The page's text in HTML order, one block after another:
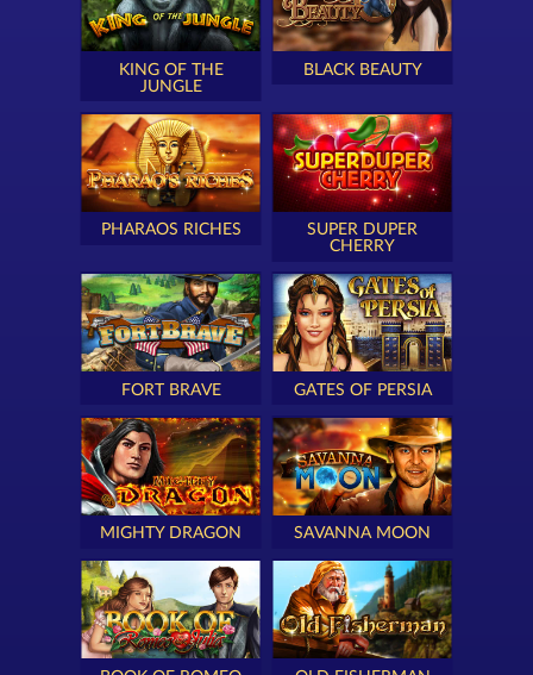
KING OF THE
JUNGLE
BLACK BEAUTY
PHARAOS RICHES
SUPER DUPER
CHERRY
FORT BRAVE GATES OF PERSIA
MIGHTY DRAGON SAVANNA MOON